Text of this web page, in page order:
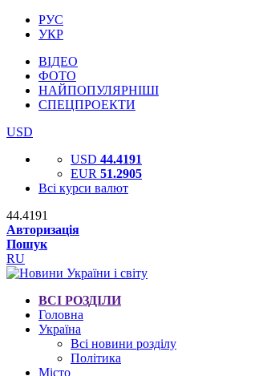
РУС
УКР
ВІДЕО
ФОТО
НАЙПОПУЛЯРНІШІ
СПЕЦПРОЕКТИ
USD
USD 44.4191
EUR 51.2905
Всі курси валют
44.4191
Авторизація
Пошук
RU
ВСІ РОЗДІЛИ
Головна
Україна
Всі новини розділу
Політика
Місто